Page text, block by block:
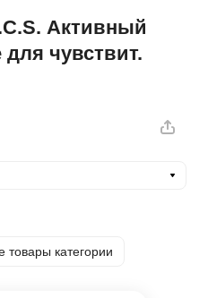
Активный
чувствит.
товары категории